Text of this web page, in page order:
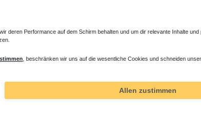
Mineralguss Duschwanne Steinoptik 140 x 90 x
732,90 € *
Mineralguss
720,00
*inkl. ges.
Performance auf dem Schirm behalten und um dir relevante Inhalte und
, beschränken wir uns auf die wesentliche Cookies und schneiden
Allen zustimmen